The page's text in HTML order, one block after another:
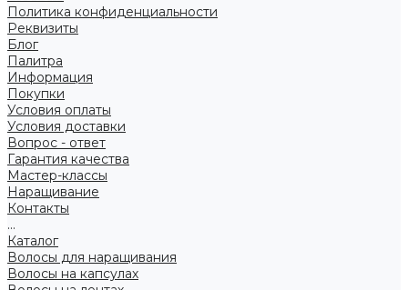
Политика конфиденциальности
Реквизиты
Блог
Палитра
Информация
Покупки
Условия оплаты
Условия доставки
Вопрос - ответ
Гарантия качества
Мастер-классы
Наращивание
Контакты
...
Каталог
Волосы для наращивания
Волосы на капсулах